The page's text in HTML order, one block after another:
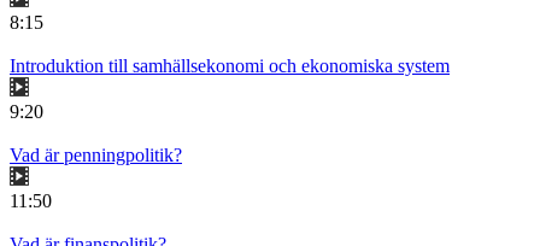
8:15
Introduktion till samhällsekonomi och ekonomiska system
9:20
Vad är penningpolitik?
11:50